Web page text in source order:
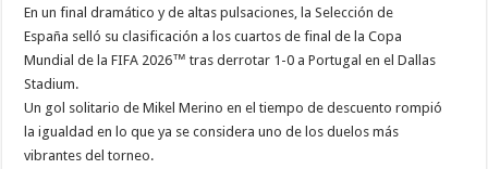
En un final dramático y de altas pulsaciones, la Selección de
España selló su clasificación a los cuartos de final de la Copa
Mundial de la FIFA 2026™ tras derrotar 1-0 a Portugal en el Dallas
Stadium.
Un gol solitario de Mikel Merino en el tiempo de descuento rompió
la igualdad en lo que ya se considera uno de los duelos más
vibrantes del torneo.